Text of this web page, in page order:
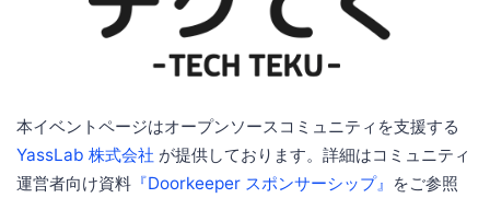
本イベントページはオープンソースコミュニティを支援する
YassLab 株式会社 が提供しております。詳細はコミュニティ
運営者向け資料 『Doorkeeper スポンサーシップ』 をご参照